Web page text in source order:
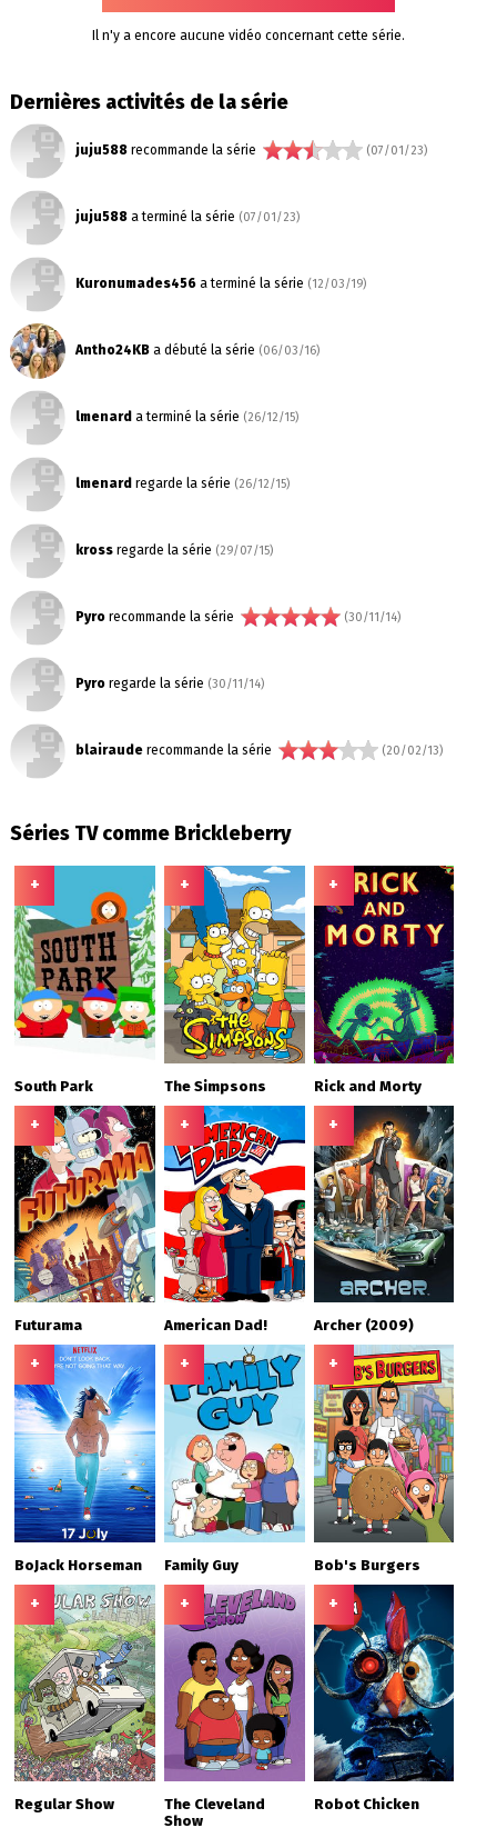
Il n'y a encore aucune vidéo concernant cette série.
Dernières activités de la série
juju588recommande la série (07/01/23)
juju588a terminé la série (07/01/23)
Kuronumades456a terminé la série (12/03/19)
Antho24KBa débuté la série (06/03/16)
lmenard a terminé la série (26/12/15)
lmenard regarde la série (26/12/15)
krossregarde la série (29/07/15)
Pyrorecommande la série (30/11/14)
Pyroregarde la série (30/11/14)
blairauderecommande la série (20/02/13)
Séries TV comme Brickleberry
+
South Park
+
The Simpsons
+
Rick and Morty
+
Futurama
+
American Dad!
+
Archer (2009)
+
BoJack Horseman
+
Family Guy
+
Bob's Burgers
+
Regular Show
+
The Cleveland
Show
+
Robot Chicken